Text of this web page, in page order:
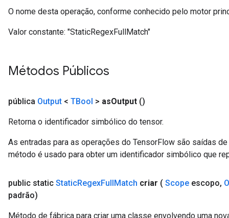
O nome desta operação, conforme conhecido pelo motor
Valor constante: "StaticRegexFullMatch"
Métodos Públicos
pública Output < TBool > asOutput ()
Retorna o identificador simbólico do tensor.
As entradas para as operações do TensorFlow são saídas
método é usado para obter um identificador simbólico que
public static StaticRegexFullMatch criar ( Scope escopo,
padrão)
Método de fábrica para criar uma classe envolvendo uma